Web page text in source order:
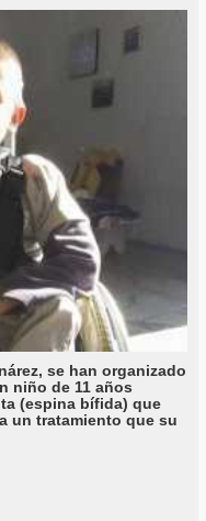
se han organizado
niño de 11 años
(espina bífida) que
un tratamiento que su